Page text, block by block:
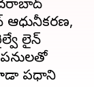
ఆధునీకరణ,
లైన్‌
ప్రధాని